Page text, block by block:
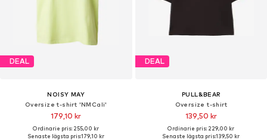
DEAL
NOISY MAY
Oversize t-shirt 'NMCali'
179,10 kr
Ordinarie pris: 255,00 kr
Senaste lägsta pris:179,10 kr
DEAL
PULL&BEAR
Oversize t-shirt
139,50 kr
Ordinarie pris: 229,00 kr
Senaste lägsta pris:139,50 kr